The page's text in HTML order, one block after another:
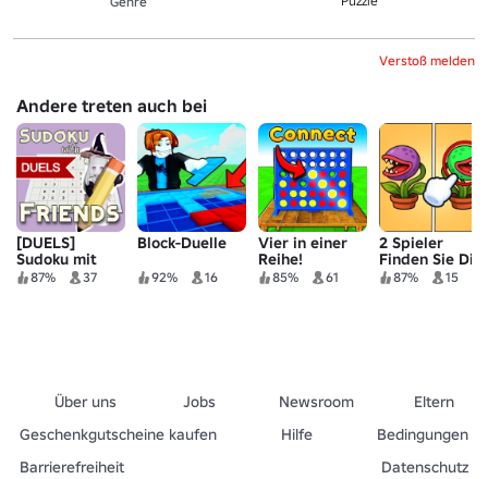
Verstoß melden
Andere treten auch bei
[DUELS]
Sudoku mit
Freunden ✏️
87% 37
Block-Duelle
92% 16
Vier in einer
Reihe!
85% 61
2 Spieler
Finden Sie Die
Unterschiede
87% 15
Über uns Jobs Newsroom
Eltern
Geschenkgutscheine kaufen
Hilfe
Bedingungen
Barrierefreiheit
Datenschutz